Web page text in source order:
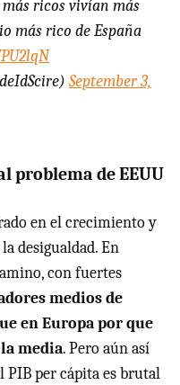
ricos vivían más
más rico de España
September 3,
problema de EEUU
en el crecimiento y
desigualdad. En
con fuertes
medios de
en Europa por que
media. Pero aún así
PIB per cápita es brutal